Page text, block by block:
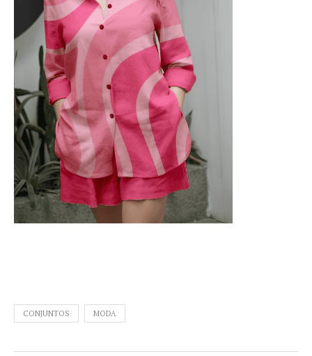
CONJUNTOS MODA